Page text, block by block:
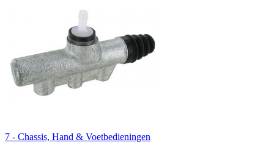
7 - Chassis, Hand & Voetbedieningen